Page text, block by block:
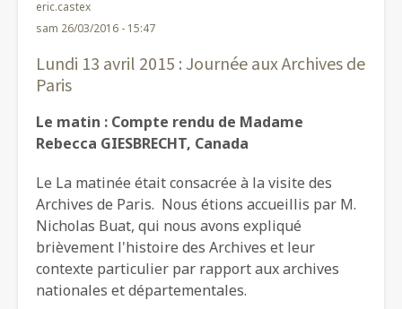
eric.castex
sam 26/03/2016 - 15:47
Lundi 13 avril 2015 : Journée aux Archives de
Paris
Le matin : Compte rendu de Madame
Rebecca GIESBRECHT, Canada
Le La matinée était consacrée à la visite des
Archives de Paris. Nous étions accueillis par M.
Nicholas Buat, qui nous avons expliqué
brièvement l'histoire des Archives et leur
contexte particulier par rapport aux archives
nationales et départementales.